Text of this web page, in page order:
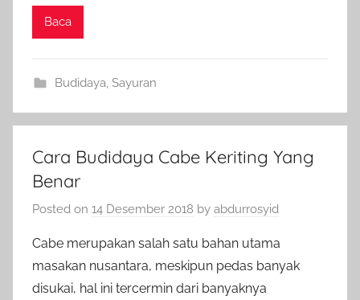
Baca
Budidaya Sayuran
Cara Budidaya Cabe Keriting Yang
Benar
Posted on 14 Desember 2018 by abdurrosyid
Cabe merupakan salah satu bahan utama
masakan nusantara, meskipun pedas banyak
disukai, hal ini tercermin dari banyaknya